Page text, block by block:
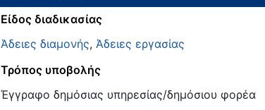
Είδος διαδικασίας
Άδειες διαμονής, Άδειες εργασίας
Τρόπος υποβολής
Έγγραφο δημόσιας υπηρεσίας/δημόσιου φορέα